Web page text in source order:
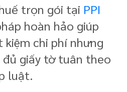
trọn gói tại PPI
hoàn hảo giúp
chi phí nhưng
giấy tờ tuân theo
luật.